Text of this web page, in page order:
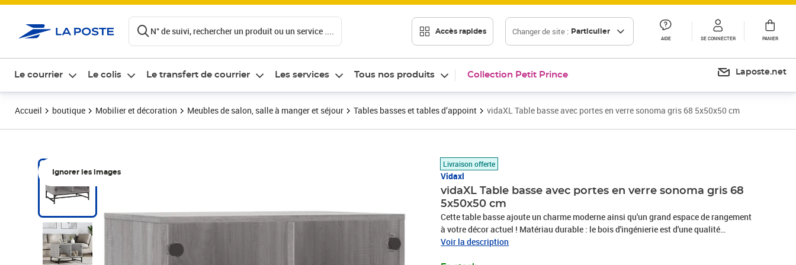
N° de suivi, rechercher un produit ou un service .... Accès rapides Changer de site : Particulier
AIDE SE CONNECTER PANIER
Le courrier Le colis Le transfert de courrier Les services Tous nos produits Collection Petit Prince Laposte.net
Accueil boutique Mobilier et décoration Meubles de salon, salle à manger et séjour Tables basses et tables d’appoint vidaXL Table basse avec portes en verre sonoma gris 68 5x50x50 cm
Ignorer les images
Livraison offerte
Vidaxl
vidaXL Table basse avec portes en verre sonoma gris 68
5x50x50 cm
Cette table basse ajoute un charme moderne ainsi qu'un grand espace de rangement
à votre décor actuel ! Matériau durable : le bois d'ingénierie est d'une qualité
exceptionnelle avec une surface lisse et présente également résistance, stabilité et
Voir la description
Prix barré 86,99 €
Prix 51,57€